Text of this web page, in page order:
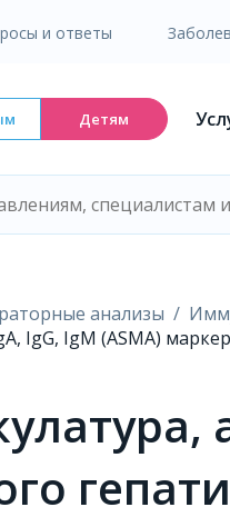
и ответы
Детям
анализы
IgG, IgM (ASMA)